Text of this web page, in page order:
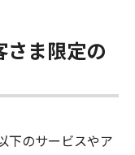
ま限定の
下のサービスやア